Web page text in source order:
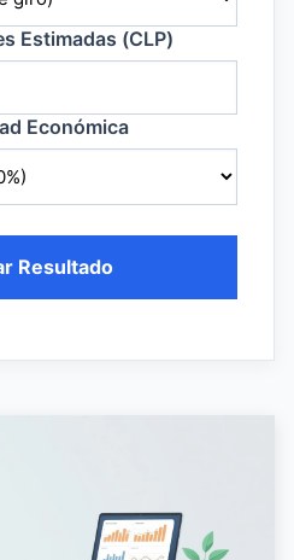
Estimadas (CLP)
Económica
Resultado